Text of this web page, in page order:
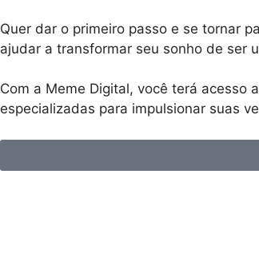
Quer dar o primeiro passo e se tornar
ajudar a transformar seu sonho de ser
Com a Meme Digital, você terá acesso
especializadas para impulsionar suas